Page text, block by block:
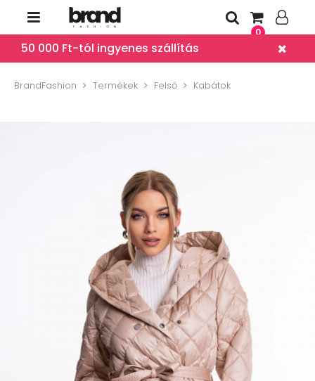
0
50 000 Ft-tól ingyenes szállítás
BrandFashion Termékek Felső Kabátok